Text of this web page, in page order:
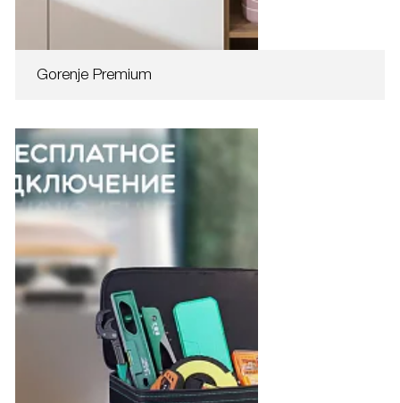
Gorenje Premium